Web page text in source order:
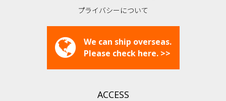
プライバシーについて
We can ship overseas.
Please check here. >>
ACCESS